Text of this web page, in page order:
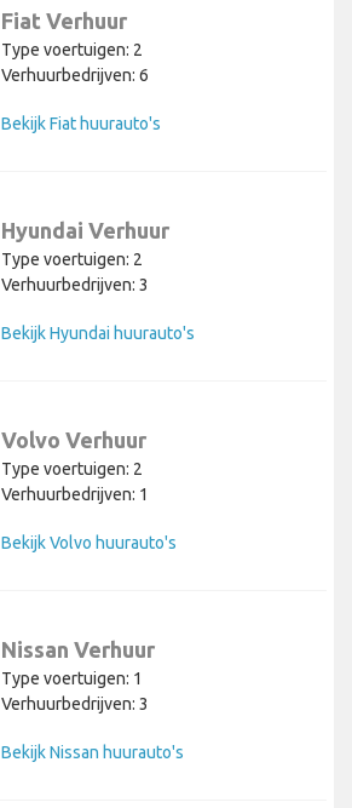
Fiat Verhuur
Type voertuigen: 2
Verhuurbedrijven: 6
Bekijk Fiat huurauto's
Hyundai Verhuur
Type voertuigen: 2
Verhuurbedrijven: 3
Bekijk Hyundai huurauto's
Volvo Verhuur
Type voertuigen: 2
Verhuurbedrijven: 1
Bekijk Volvo huurauto's
Nissan Verhuur
Type voertuigen: 1
Verhuurbedrijven: 3
Bekijk Nissan huurauto's